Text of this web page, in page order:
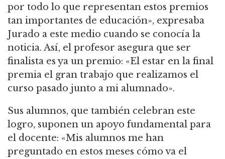
por todo lo que representan estos premios
tan importantes de educación», expresaba
Jurado a este medio cuando se conocía la
noticia. Así, el profesor asegura que ser
finalista es ya un premio: «El estar en la final
premia el gran trabajo que realizamos el
curso pasado junto a mi alumnado».
Sus alumnos, que también celebran este
logro, suponen un apoyo fundamental para
el docente: «Mis alumnos me han
preguntado en estos meses cómo va el